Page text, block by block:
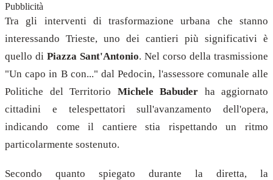
Pubblicità
Tra gli interventi di trasformazione urbana che stanno
interessando Trieste, uno dei cantieri più significativi è
quello di Piazza Sant'Antonio. Nel corso della trasmissione
"Un capo in B con..." dal Pedocin, l'assessore comunale alle
Politiche del Territorio Michele Babuder ha aggiornato
cittadini e telespettatori sull'avanzamento dell'opera,
indicando come il cantiere stia rispettando un ritmo
particolarmente sostenuto.
Secondo quanto spiegato durante la diretta, la